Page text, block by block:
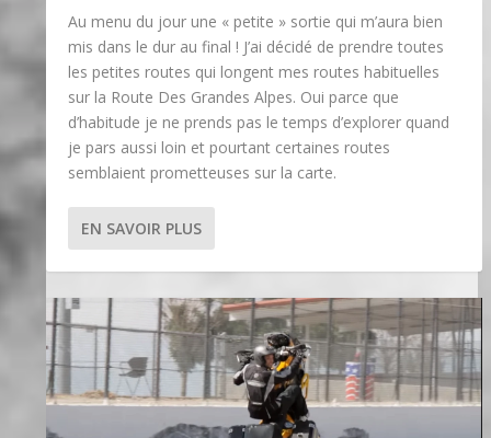
Au menu du jour une « petite » sortie qui m’aura bien
mis dans le dur au final ! J’ai décidé de prendre toutes
les petites routes qui longent mes routes habituelles
sur la Route Des Grandes Alpes. Oui parce que
d’habitude je ne prends pas le temps d’explorer quand
je pars aussi loin et pourtant certaines routes
semblaient prometteuses sur la carte.
EN SAVOIR PLUS